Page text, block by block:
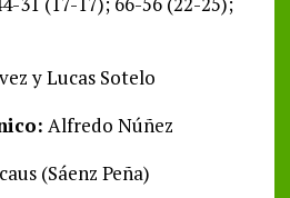
y Lucas Sotelo
Alfredo Núñez
(Sáenz Peña)